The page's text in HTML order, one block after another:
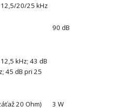
20/25 kHz
90 dB
kHz; 43 dB
45 dB pri 25
20 Ohm) 3 W